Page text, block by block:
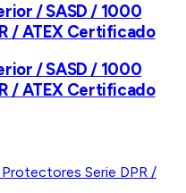
/ SASD / 1000
/ ATEX Certificado
/ SASD / 1000
/ ATEX Certificado